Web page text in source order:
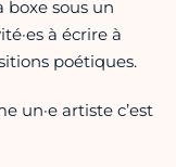
boxe sous un
à écrire à
poétiques.
un·e artiste c’est